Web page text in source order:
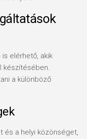
elérhető, akik
készítésében.
a különböző
és a helyi közönséget,